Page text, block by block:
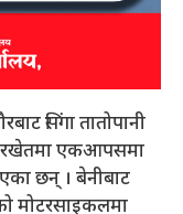
सिंगा तातोपानी
एकआपसमा
छन् । बेनीबाट
मोटरसाइकलमा